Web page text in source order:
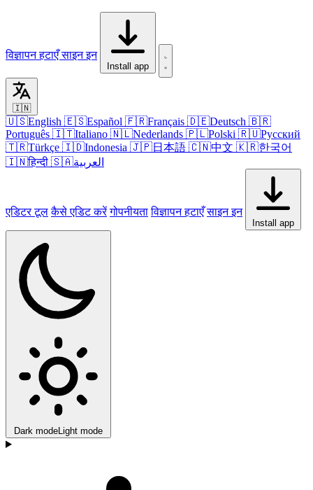
विज्ञापन हटाएँसाइन इन
Install app
🇮🇳
🇺🇸English 🇪🇸Español 🇫🇷Français 🇩🇪Deutsch 🇧🇷
Português 🇮🇹Italiano 🇳🇱Nederlands 🇵🇱Polski 🇷🇺Русский
🇹🇷Türkçe 🇮🇩Indonesia 🇯🇵日本語 🇨🇳中文 🇰🇷한국어
🇮🇳हिन्दी 🇸🇦العربية
एडिटरटूल कैसे एडिट करें गोपनीयता विज्ञापन हटाएँ साइन इन
Install app
Dark modeLight mode